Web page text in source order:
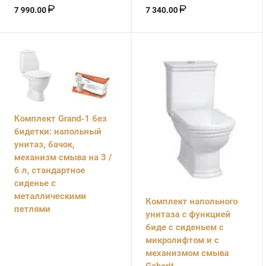
7 990.00 7 340.00
Комплект Grand-1 без
бидетки: напольный
унитаз, бачок,
механизм смыва на 3 /
6 л, стандартное
сиденье с
металлическими
петлями
Комплект напольного
унитаза с функцией
биде с сиденьем с
микролифтом и с
механизмом смыва